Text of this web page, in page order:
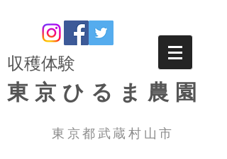
​収穫体験
東京ひるま農園
東京都武蔵村山市